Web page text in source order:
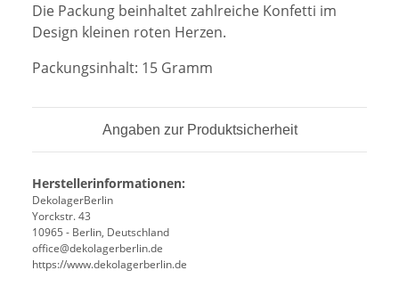
Die Packung beinhaltet zahlreiche Konfetti im
Design kleinen roten Herzen.
Packungsinhalt: 15 Gramm
Angaben zur Produktsicherheit
Herstellerinformationen:
DekolagerBerlin
Yorckstr. 43
10965 - Berlin, Deutschland
office@dekolagerberlin.de
https://www.dekolagerberlin.de